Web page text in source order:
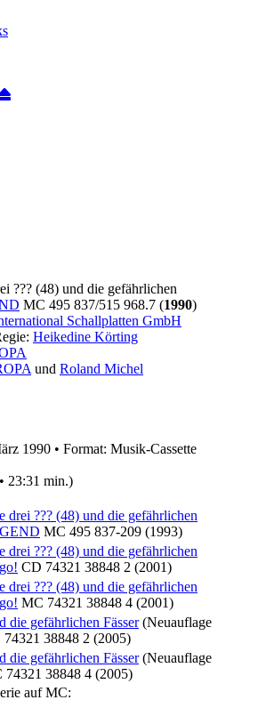
??? (48) und die gefährlichen
MC 495 837/515 968.7 (1990)
Schallplatten GmbH
Heikedine Körting
und Roland Michel
1990 • Format: Musik-Cassette
23:31 min.)
drei ??? (48) und die gefährlichen
MC 495 837-209 (1993)
drei ??? (48) und die gefährlichen
CD 74321 38848 2 (2001)
drei ??? (48) und die gefährlichen
MC 74321 38848 4 (2001)
die gefährlichen Fässer (Neuauflage
74321 38848 2 (2005)
die gefährlichen Fässer (Neuauflage
74321 38848 4 (2005)
auf MC: